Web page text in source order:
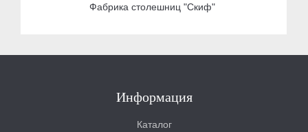
Фабрика столешниц "Скиф"
Информация
Каталог